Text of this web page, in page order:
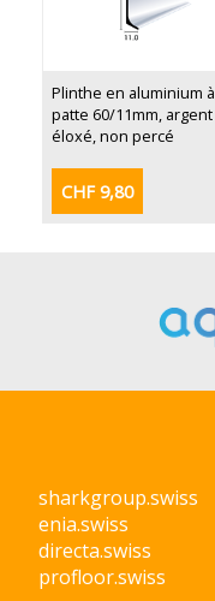
Plinthe en aluminium à
patte 60/11mm, argent
éloxé, non percé
CHF 9,80
sharkgroup.swiss
enia.swiss
directa.swiss
profloor.swiss